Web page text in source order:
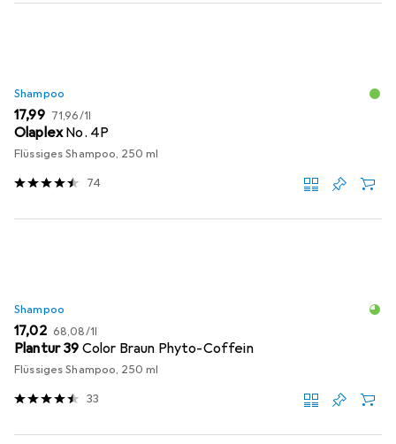
Shampoo
EUR
17,99 EUR
71,96/1l
OlaplexNo. 4P
Flüssiges Shampoo, 250 ml
74
Shampoo
EUR
17,02 EUR
68,08/1l
Plantur 39 Color Braun Phyto-Coffein
Flüssiges Shampoo, 250 ml
33